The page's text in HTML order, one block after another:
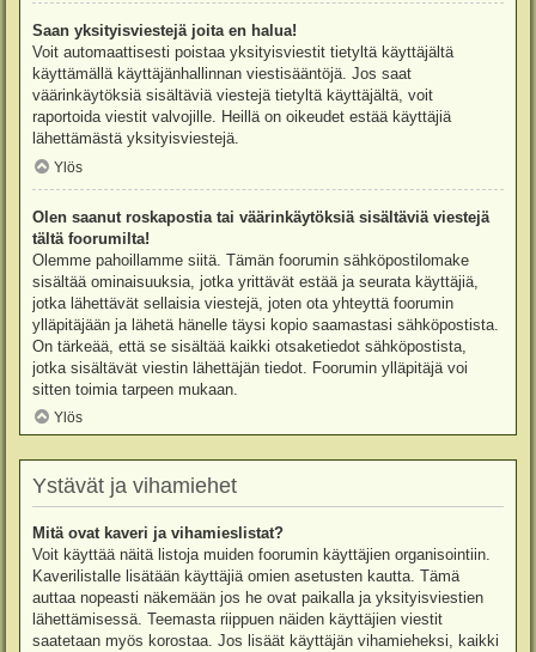
Saan yksityisviestejä joita en halua!
Voit automaattisesti poistaa yksityisviestit tietyltä käyttäjältä
käyttämällä käyttäjänhallinnan viestisääntöjä. Jos saat
väärinkäytöksiä sisältäviä viestejä tietyltä käyttäjältä, voit
raportoida viestit valvojille. Heillä on oikeudet estää käyttäjiä
lähettämästä yksityisviestejä.
Ylös
Olen saanut roskapostia tai väärinkäytöksiä sisältäviä viestejä
tältä foorumilta!
Olemme pahoillamme siitä. Tämän foorumin sähköpostilomake
sisältää ominaisuuksia, jotka yrittävät estää ja seurata käyttäjiä,
jotka lähettävät sellaisia viestejä, joten ota yhteyttä foorumin
ylläpitäjään ja lähetä hänelle täysi kopio saamastasi sähköpostista.
On tärkeää, että se sisältää kaikki otsaketiedot sähköpostista,
jotka sisältävät viestin lähettäjän tiedot. Foorumin ylläpitäjä voi
sitten toimia tarpeen mukaan.
Ylös
Ystävät ja vihamiehet
Mitä ovat kaveri ja vihamieslistat?
Voit käyttää näitä listoja muiden foorumin käyttäjien organisointiin.
Kaverilistalle lisätään käyttäjiä omien asetusten kautta. Tämä
auttaa nopeasti näkemään jos he ovat paikalla ja yksityisviestien
lähettämisessä. Teemasta riippuen näiden käyttäjien viestit
saatetaan myös korostaa. Jos lisäät käyttäjän vihamieheksi, kaikki